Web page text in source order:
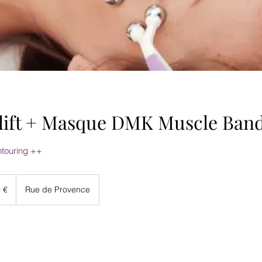
+ Masque DMK Muscle
++
€ Rue de Provence